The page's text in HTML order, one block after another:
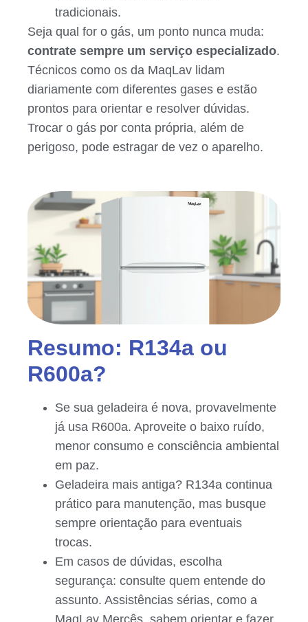
tradicionais.
Seja qual for o gás, um ponto nunca muda:
contrate sempre um serviço especializado.
Técnicos como os da MaqLav lidam
diariamente com diferentes gases e estão
prontos para orientar e resolver dúvidas.
Trocar o gás por conta própria, além de
perigoso, pode estragar de vez o aparelho.
Resumo: R134a ou
R600a?
Se sua geladeira é nova, provavelmente
já usa R600a. Aproveite o baixo ruído,
menor consumo e consciência ambiental
em paz.
Geladeira mais antiga? R134a continua
prático para manutenção, mas busque
sempre orientação para eventuais
trocas.
Em casos de dúvidas, escolha
segurança: consulte quem entende do
assunto. Assistências sérias, como a
MaqLav Mercês, sabem orientar e fazer